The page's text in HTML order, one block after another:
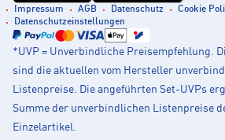
Impressum AGB Datenschutz
Cookie
Datenschutzeinstellungen
*UVP = Unverbindliche Preisempfehlung.
sind die aktuellen vom Hersteller
Listenpreise. Die angeführten Set-UVPs
Summe der unverbindlichen Listenpreise
Einzelartikel.